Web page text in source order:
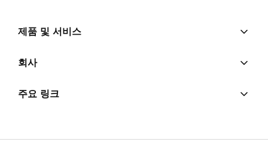
제품 및 서비스
회사
주요 링크